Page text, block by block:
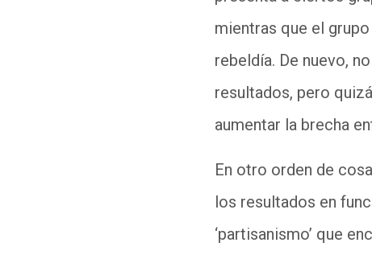
mientras que el
rebeldía. De nuevo,
resultados, pero
aumentar la brecha
En otro orden de
los resultados en
‘partisanismo’ que